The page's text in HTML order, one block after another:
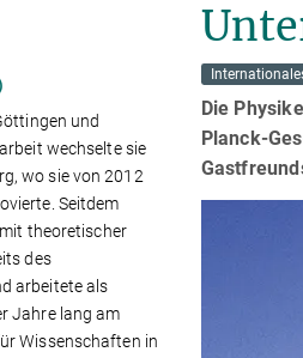
Die
Planck-
und
wechselte sie
wo sie von 2012
Seitdem
theoretischer
des
arbeitete als
Jahre lang am
Wissenschaften in